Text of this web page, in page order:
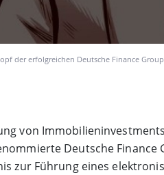
der erfolgreichen Deutsche Finance Group
von
Deutsche
zur Führung eines